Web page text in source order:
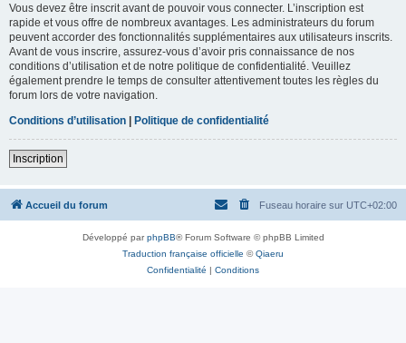
Vous devez être inscrit avant de pouvoir vous connecter. L’inscription est
rapide et vous offre de nombreux avantages. Les administrateurs du forum
peuvent accorder des fonctionnalités supplémentaires aux utilisateurs inscrits.
Avant de vous inscrire, assurez-vous d’avoir pris connaissance de nos
conditions d’utilisation et de notre politique de confidentialité. Veuillez
également prendre le temps de consulter attentivement toutes les règles du
forum lors de votre navigation.
Conditions d’utilisation | Politique de confidentialité
Inscription
Accueil du forum Fuseau horaire sur UTC+02:00
Développé parphpBB® Forum Software © phpBB Limited
Traduction française officielle ©Qiaeru
Confidentialité | Conditions